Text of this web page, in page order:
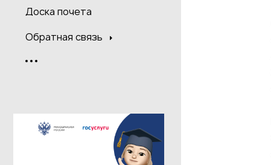
Доска почета
Обратная связь